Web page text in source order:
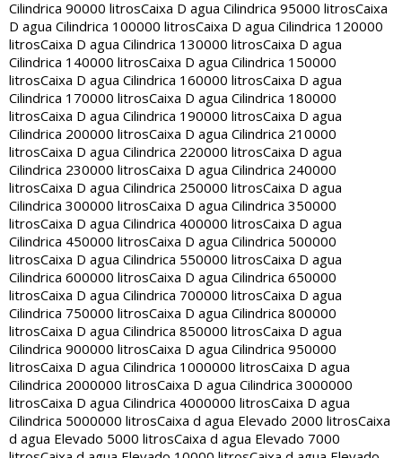
Cilindrica 90000 litrosCaixa D agua Cilindrica 95000 litrosCaixa
D agua Cilindrica 100000 litrosCaixa D agua Cilindrica 120000
litrosCaixa D agua Cilindrica 130000 litrosCaixa D agua
Cilindrica 140000 litrosCaixa D agua Cilindrica 150000
litrosCaixa D agua Cilindrica 160000 litrosCaixa D agua
Cilindrica 170000 litrosCaixa D agua Cilindrica 180000
litrosCaixa D agua Cilindrica 190000 litrosCaixa D agua
Cilindrica 200000 litrosCaixa D agua Cilindrica 210000
litrosCaixa D agua Cilindrica 220000 litrosCaixa D agua
Cilindrica 230000 litrosCaixa D agua Cilindrica 240000
litrosCaixa D agua Cilindrica 250000 litrosCaixa D agua
Cilindrica 300000 litrosCaixa D agua Cilindrica 350000
litrosCaixa D agua Cilindrica 400000 litrosCaixa D agua
Cilindrica 450000 litrosCaixa D agua Cilindrica 500000
litrosCaixa D agua Cilindrica 550000 litrosCaixa D agua
Cilindrica 600000 litrosCaixa D agua Cilindrica 650000
litrosCaixa D agua Cilindrica 700000 litrosCaixa D agua
Cilindrica 750000 litrosCaixa D agua Cilindrica 800000
litrosCaixa D agua Cilindrica 850000 litrosCaixa D agua
Cilindrica 900000 litrosCaixa D agua Cilindrica 950000
litrosCaixa D agua Cilindrica 1000000 litrosCaixa D agua
Cilindrica 2000000 litrosCaixa D agua Cilindrica 3000000
litrosCaixa D agua Cilindrica 4000000 litrosCaixa D agua
Cilindrica 5000000 litrosCaixa d agua Elevado 2000 litrosCaixa
d agua Elevado 5000 litrosCaixa d agua Elevado 7000